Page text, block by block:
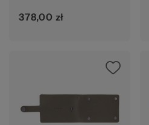
378,00 zł